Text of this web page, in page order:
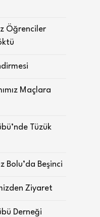
Öğrenciler
Maçlara
Tüzük
Bolu’da Beşinci
Ziyaret
Derneği